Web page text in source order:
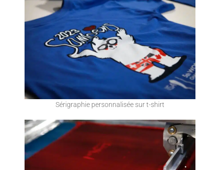
Sérigraphie personnalisée sur t-shirt